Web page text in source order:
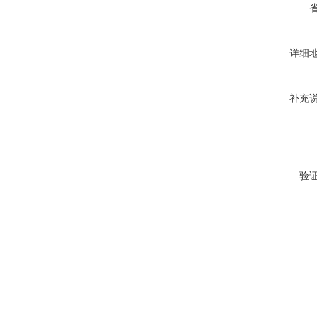
详细
补充
验